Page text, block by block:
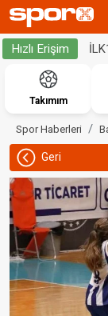
Hızlı Erişim
Takımım
Spor Haberleri
Geri